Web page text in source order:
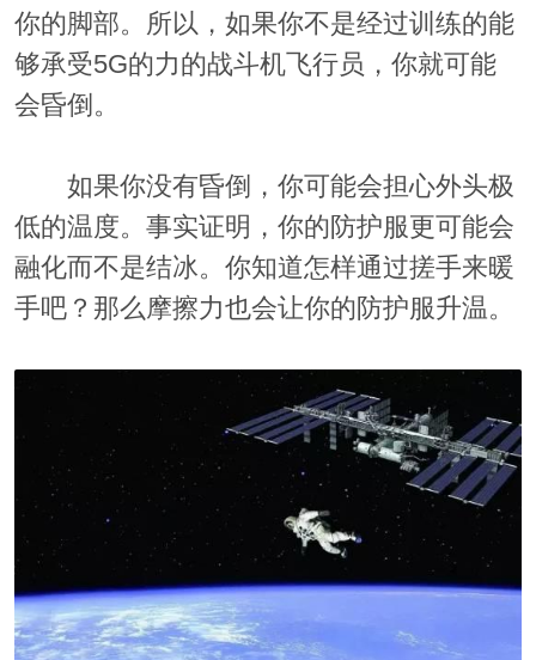
你的脚部。所以，如果你不是经过训练的能
够承受5G的力的战斗机飞行员，你就可能
会昏倒。
如果你没有昏倒，你可能会担心外头极
低的温度。事实证明，你的防护服更可能会
融化而不是结冰。你知道怎样通过搓手来暖
手吧？那么摩擦力也会让你的防护服升温。